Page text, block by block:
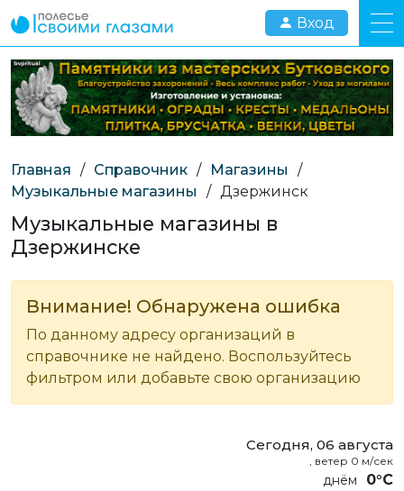
Вход
Главная / Справочник / Магазины
/
Музыкальные магазины
/ Дзержинск
Музыкальные магазины в
Дзержинске
Внимание! Обнаружена ошибка
По данному адресу организаций в
справочнике не найдено. Воспользуйтесь
фильтром или добавьте свою организацию
Сегодня, 06 августа
, ветер 0 м/сек
0°C